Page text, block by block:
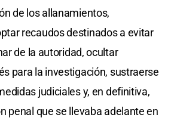
de los allanamientos,
recaudos destinados a evitar
de la autoridad, ocultar
para la investigación, sustraerse
judiciales y, en definitiva,
penal que se llevaba adelante en